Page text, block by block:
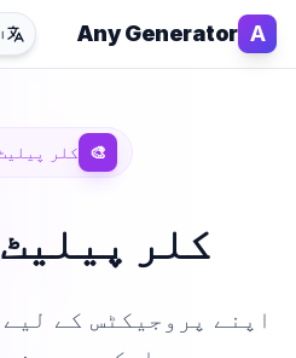
A
Any Generator
🎨 کلر
کلر
اپنے پروجیکٹس کے